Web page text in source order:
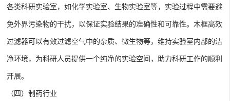
各类科研实验室，如化学实验室、生物实验室等，实验过程中需要避
免外界污染物的干扰，以保证实验结果的准确性和可靠性。木框高效
过滤器可以有效过滤空气中的杂质、微生物等，维持实验室内部的洁
净环境，为科研人员提供一个纯净的实验空间，助力科研工作的顺利
开展。
（四）制药行业